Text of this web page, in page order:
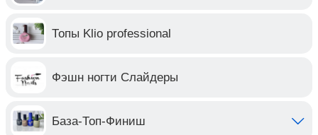
Топы Klio professional
Фэшн ногти Слайдеры
База-Топ-Финиш